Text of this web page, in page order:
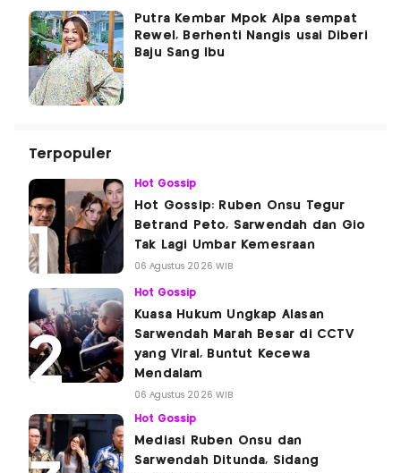
Putra Kembar Mpok Alpa sempat
Rewel, Berhenti Nangis usai Diberi
Baju Sang Ibu
Terpopuler
Hot Gossip
Hot Gossip: Ruben Onsu Tegur
Betrand Peto, Sarwendah dan Gio
Tak Lagi Umbar Kemesraan
06 Agustus 2026 WIB
Hot Gossip
Kuasa Hukum Ungkap Alasan
Sarwendah Marah Besar di CCTV
yang Viral, Buntut Kecewa
Mendalam
06 Agustus 2026 WIB
Hot Gossip
Mediasi Ruben Onsu dan
Sarwendah Ditunda, Sidang